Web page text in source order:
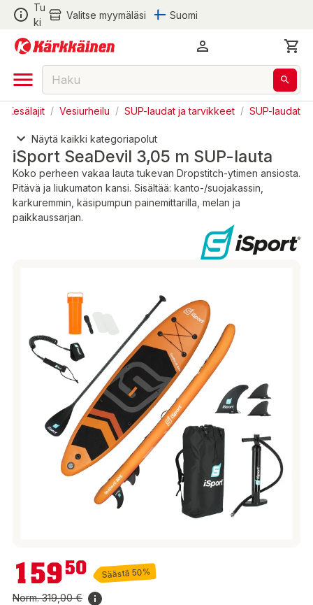
Tu
ki
Valitse myymäläsi Suomi
Kesälajit / Vesiurheilu / SUP-laudat ja tarvikkeet / SUP-laudat
Näytä kaikki kategoriapolut
iSport SeaDevil 3,05 m SUP-lauta
Koko perheen vakaa lauta tukevan Dropstitch-ytimen ansiosta.
Pitävä ja liukumaton kansi. Sisältää: kanto-/suojakassin,
karkuremmin, käsipumpun painemittarilla, melan ja
paikkaussarjan.
159,50 €
15950 Säästä 50%
Norm.319,00 €